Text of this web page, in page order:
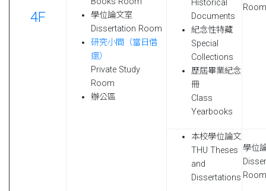
4F
學位論文室
Dissertation Room
研究小間（當日借
還）
Private Study
Room
辦公區
Historical
Documents
紀念性特藏
Special
Collections
歷屆畢業紀念
冊
Class
Yearbooks
Room
本校學位論文
THU Theses
and
Dissertations
學位
Room